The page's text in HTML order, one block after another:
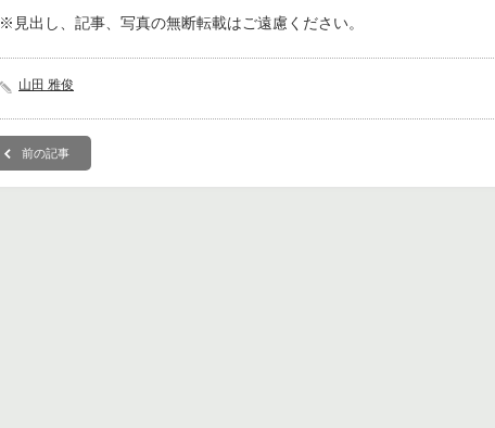
※見出し、記事、写真の無断転載はご遠慮ください。
山田 雅俊
前の記事